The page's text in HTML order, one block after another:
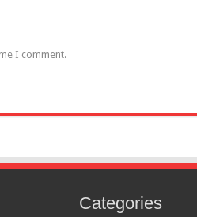
I comment.
Categories